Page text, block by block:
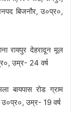
बिजनौर, उ०प्र०,
रायपुर देहरादून मूल
उम्र- 24 वर्ष
बायपास रोड ग्राम
उ०प्र०, उम्र- 19 वर्ष